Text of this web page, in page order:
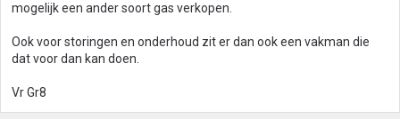
mogelijk een ander soort gas verkopen.
Ook voor storingen en onderhoud zit er dan ook een vakman die
dat voor dan kan doen.
Vr Gr8